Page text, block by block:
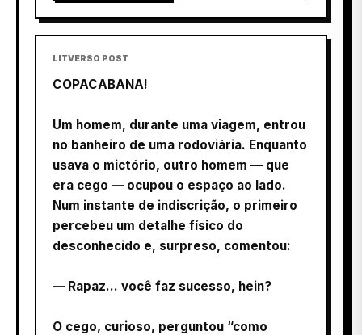
LITVERSO POST
COPACABANA!
Um homem, durante uma viagem, entrou
no banheiro de uma rodoviária. Enquanto
usava o mictório, outro homem — que
era cego — ocupou o espaço ao lado.
Num instante de indiscrição, o primeiro
percebeu um detalhe físico do
desconhecido e, surpreso, comentou:
— Rapaz… você faz sucesso, hein?
O cego, curioso, perguntou “como